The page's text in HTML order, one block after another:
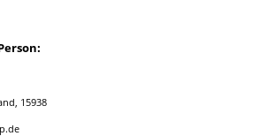
15938